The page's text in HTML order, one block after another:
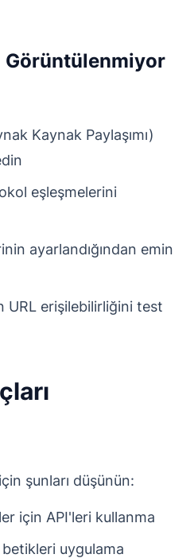
Görüntülenmiyor
Kaynak Paylaşımı)
eşleşmelerini
ayarlandığından emin
URL erişilebilirliğini test
şunları düşünün:
için API'leri kullanma
uygulama